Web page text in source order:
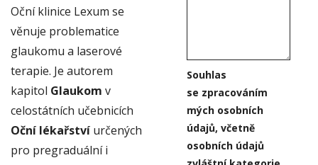
Oční klinice Lexum se
věnuje problematice
glaukomu a laserové
terapie. Je autorem
kapitol Glaukom v
celostátních učebnicích
Oční lékařství určených
pro pregraduální i
Souhlas
se zpracováním
mých osobních
údajů, včetně
osobních údajů